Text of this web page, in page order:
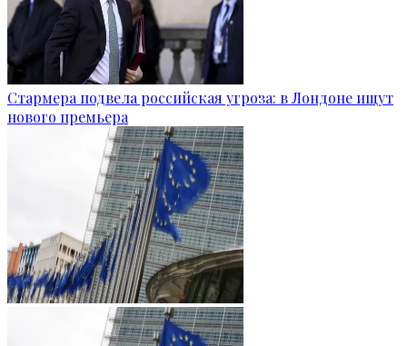
Стармера подвела российская угроза: в Лондоне ищут
нового премьера